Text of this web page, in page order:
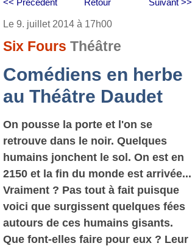
Retour
<< Précédent Suivant >>
Le 9. juillet 2014 à 17h00
Six Fours Théâtre
Comédiens en herbe
au Théâtre Daudet
On pousse la porte et l'on se
retrouve dans le noir. Quelques
humains jonchent le sol. On est en
2150 et la fin du monde est arrivée...
Vraiment ? Pas tout à fait puisque
voici que surgissent quelques fées
autours de ces humains gisants.
Que font-elles faire pour eux ? Leur